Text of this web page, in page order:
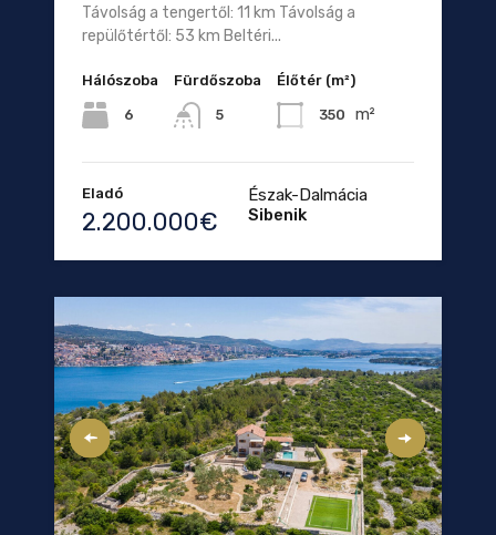
Távolság a tengertől: 11 km Távolság a
repülőtértől: 53 km Beltéri...
Hálószoba
6
Fürdőszoba
5
Élőtér (m²)
350 m²
Eladó
2.200.000€
Észak-Dalmácia
Sibenik